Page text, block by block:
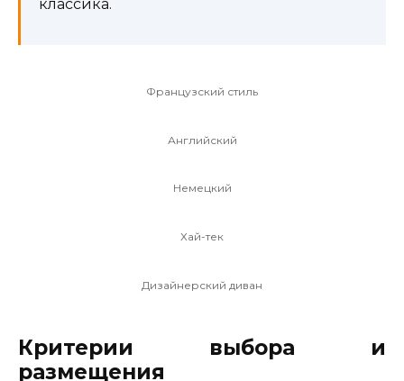
классика.
Французский стиль
Английский
Немецкий
Хай-тек
Дизайнерский диван
Критерии выбора и
размещения